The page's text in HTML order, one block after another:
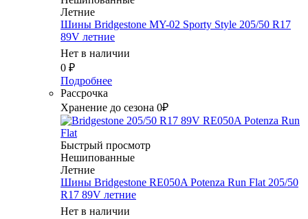
Летние
Шины Bridgestone MY-02 Sporty Style 205/50 R17
89V летние
Нет в наличии
0 ₽
Подробнее
Рассрочка
Хранение до сезона 0₽
Быстрый просмотр
Нешипованные
Летние
Шины Bridgestone RE050A Potenza Run Flat 205/50
R17 89V летние
Нет в наличии